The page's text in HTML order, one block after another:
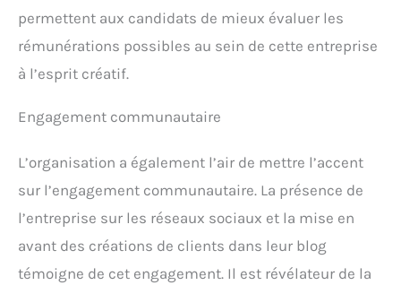
permettent aux candidats de mieux évaluer les
rémunérations possibles au sein de cette entreprise
à l’esprit créatif.
Engagement communautaire
L’organisation a également l’air de mettre l’accent
sur l’engagement communautaire. La présence de
l’entreprise sur les réseaux sociaux et la mise en
avant des créations de clients dans leur blog
témoigne de cet engagement. Il est révélateur de la